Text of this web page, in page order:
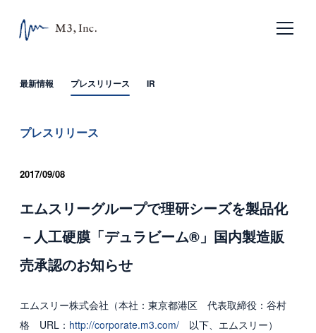
会社概要
沿革
エムスリー
最新情報 プレスリリース IR
プレスリリース
2017/09/08
エムスリーグループで理研シーズを製品化
－人工硬膜「デュラビーム®」国内製造販
売承認のお知らせ
エムスリー株式会社（本社：東京都港区 代表取締役：谷村
格 URL： http://corporate.m3.com/ 以下、エムスリー）